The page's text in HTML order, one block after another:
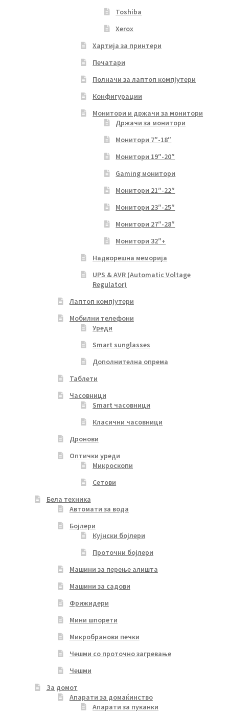
Toshiba
Xerox
Хартија за принтери
Печатари
Полначи за лаптоп компјутери
Конфигурации
Монитори и држачи за монитори
Држачи за монитори
Монитори 7″-18″
Монитори 19″-20″
Gaming монитори
Монитори 21″-22″
Монитори 23″-25″
Монитори 27″-28″
Монитори 32″+
Надворешна меморија
UPS & AVR (Automatic Voltage
Regulator)
Лаптоп компјутери
Мобилни телефони
Уреди
Smart sunglasses
Дополнителна опрема
Таблети
Часовници
Smart часовници
Класични часовници
Дронови
Оптички уреди
Микроскопи
Сетови
Бела техника
Автомати за вода
Бојлери
Кујнски бојлери
Проточни бојлери
Машини за перење алишта
Машини за садови
Фрижидери
Мини шпорети
Микробранови печки
Чешми со проточно загревање
Чешми
За домот
Апарати за домаќинство
Апарати за пуканки